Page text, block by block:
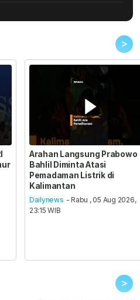
>
Arahan Langsung Prabowo
Bahlil Diminta Atasi
Pemadaman Listrik di
Kalimantan
Dailynews - Rabu , 05 Aug 2026,
23:15 WIB
>